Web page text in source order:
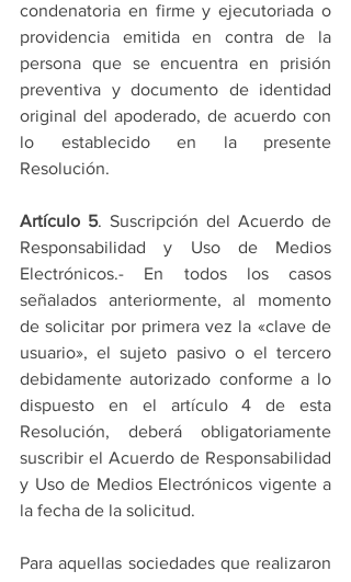
condenatoria en firme y ejecutoriada o
providencia emitida en contra de la
persona que se encuentra en prisión
preventiva y documento de identidad
original del apoderado, de acuerdo con
lo establecido en la presente
Resolución.
Artículo 5. Suscripción del Acuerdo de
Responsabilidad y Uso de Medios
Electrónicos.- En todos los casos
señalados anteriormente, al momento
de solicitar por primera vez la «clave de
usuario», el sujeto pasivo o el tercero
debidamente autorizado conforme a lo
dispuesto en el artículo 4 de esta
Resolución, deberá obligatoriamente
suscribir el Acuerdo de Responsabilidad
y Uso de Medios Electrónicos vigente a
la fecha de la solicitud.
Para aquellas sociedades que realizaron